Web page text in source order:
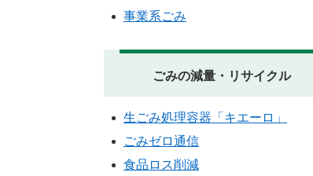
事業系ごみ
ごみの減量・リサイクル
生ごみ処理容器「キエーロ」
ごみゼロ通信
食品ロス削減